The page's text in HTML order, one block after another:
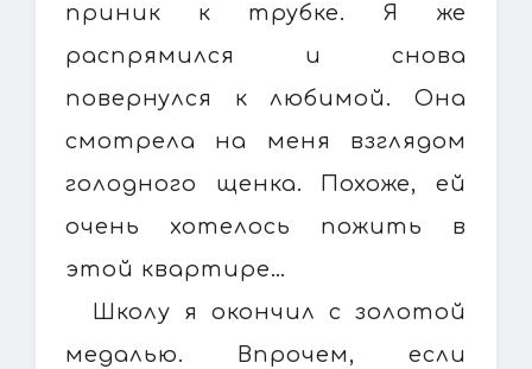
приник к трубке. Я же
распрямился и снова
повернулся к любимой. Она
смотрела на меня взглядом
голодного щенка. Похоже, ей
очень хотелось пожить в
этой квартире…
Школу я окончил с золотой
медалью. Впрочем, если